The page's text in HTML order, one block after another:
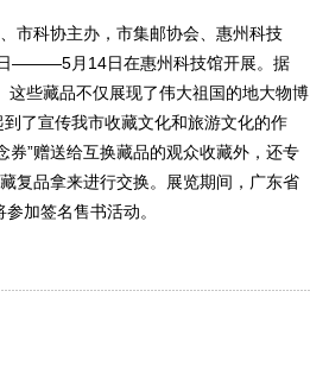
市科协主办，市集邮协会、惠州科技
日———5月14日在惠州科技馆开展。据
些藏品不仅展现了伟大祖国的地大物博
了宣传我市收藏文化和旅游文化的作
券”赠送给互换藏品的观众收藏外，还专
复品拿来进行交换。展览期间，广东省
加签名售书活动。